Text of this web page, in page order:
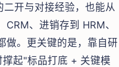
开与对接经验，也能从
、进销存到 HRM、
做。更关键的是，靠自研
起"标品打底 + 关键模